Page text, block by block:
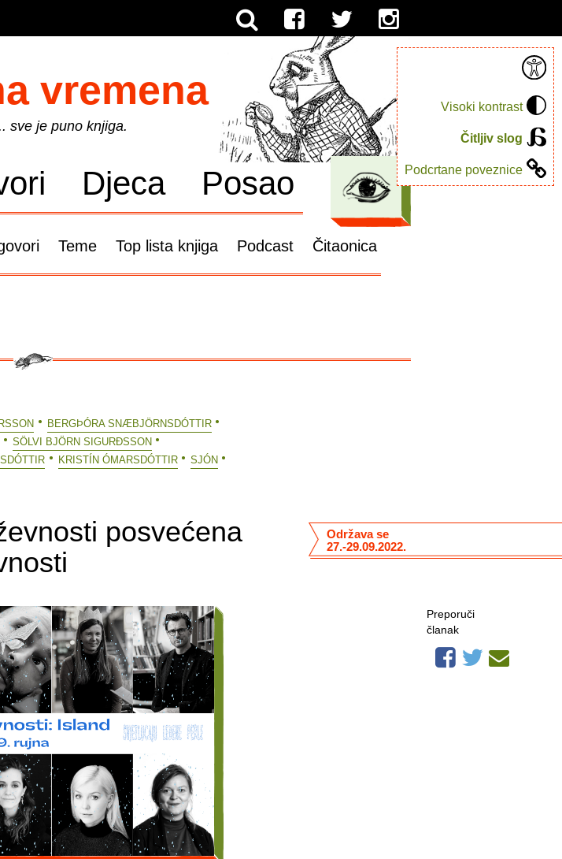
Visoki kontrast
Čitljiv slog
Podcrtane poveznice
vremena
sve je puno knjiga.
Djeca Posao
Teme Top lista knjiga Podcast Čitaonica
BERGÞÓRA SNÆBJÖRNSDÓTTIR
SÖLVI BJÖRN SIGURÐSSON
KRISTÍN ÓMARSDÓTTIR
SJÓN
posvećena
Održava se
27.-29.09.2022.
Preporuči
članak